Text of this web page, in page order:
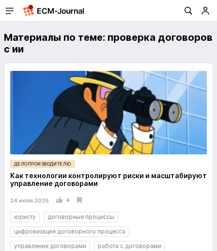
Материалы по теме: проверка договоров
с ии
ДЕЛОПРОИЗВОДИТЕЛЮ
Как технологии контролируют риски и масштабируют
управление договорами
24 июля 2026 4
юристу
договорные процессы
цифровизация договорного процесса
управление договорами
работа с договорами